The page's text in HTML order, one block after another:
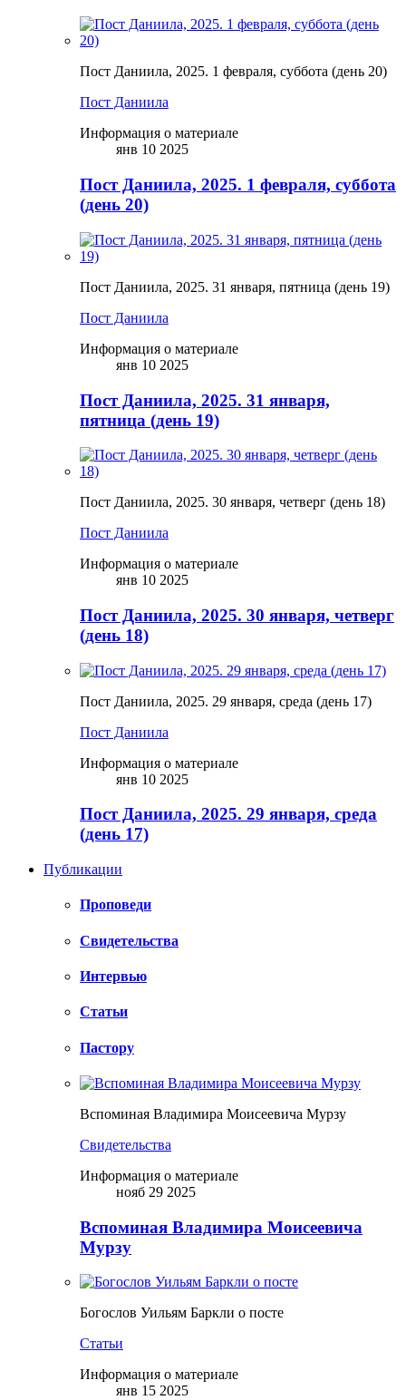
Пост Даниила, 2025. 1 февраля, суббота (день 20)
Пост Даниила
Информация о материале
янв 10 2025
Пост Даниила, 2025. 1 февраля, суббота
(день 20)
Пост Даниила, 2025. 31 января, пятница (день 19)
Пост Даниила
Информация о материале
янв 10 2025
Пост Даниила, 2025. 31 января,
пятница (день 19)
Пост Даниила, 2025. 30 января, четверг (день 18)
Пост Даниила
Информация о материале
янв 10 2025
Пост Даниила, 2025. 30 января, четверг
(день 18)
Пост Даниила, 2025. 29 января, среда (день 17)
Пост Даниила
Информация о материале
янв 10 2025
Пост Даниила, 2025. 29 января, среда
(день 17)
Публикации
Проповеди
Свидетельства
Интервью
Статьи
Пастору
Вспоминая Владимира Моисеевича Мурзу
Свидетельства
Информация о материале
нояб 29 2025
Вспоминая Владимира Моисеевича
Мурзу
Богослов Уильям Баркли о посте
Статьи
Информация о материале
янв 15 2025